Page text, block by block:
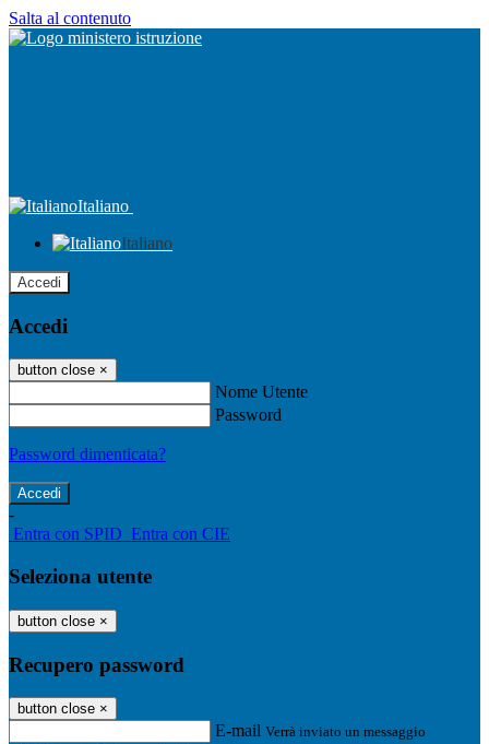
Salta al contenuto
Italiano
Italiano
Accedi
Accedi
button close ×
Nome Utente
Password
Password dimenticata?
-
Entra con SPID Entra con CIE
Seleziona utente
button close ×
Recupero password
button close ×
E-mail Verrà inviato un messaggio